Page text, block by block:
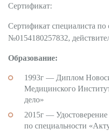
Уменьшение талии
Пластика ягодиц
Пластика для мужчин
Косметология
Лечебная косметология
Сертификат:
Сертификат специалиста по
№0154180257832,
Образование:
1993г — Диплом
Медицинского
дело»
2015г —
по специальности